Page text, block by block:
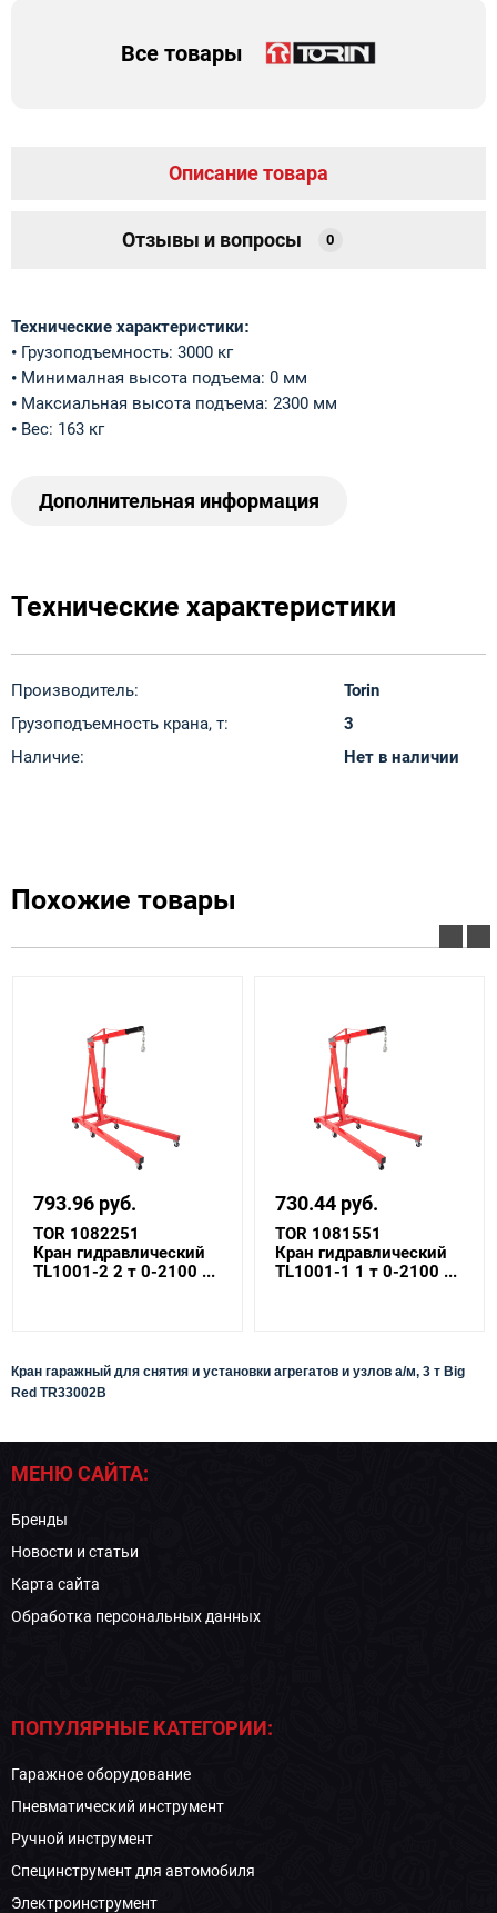
Все товары
Описание товара
Отзывы и вопросы 0
Технические характеристики:
• Грузоподъемность: 3000 кг
• Минималная высота подъема: 0 мм
• Максиальная высота подъема: 2300 мм
• Вес: 163 кг
Дополнительная информация
Технические характеристики
Производитель:
Torin
Грузоподъемность крана, т:
3
Наличие:
Нет в наличии
Похожие товары
793.96 руб.
TOR 1082251
Кран гидравлический
TL1001-2 2 т 0-2100 ...
730.44 руб.
TOR 1081551
Кран гидравлический
TL1001-1 1 т 0-2100 ...
Кран гаражный для снятия и установки агрегатов и узлов а/м, 3 т Big
Red TR33002B
МЕНЮ САЙТА:
Бренды
Новости и статьи
Карта сайта
Обработка персональных данных
ПОПУЛЯРНЫЕ КАТЕГОРИИ:
Гаражное оборудование
Пневматический инструмент
Ручной инструмент
Специнструмент для автомобиля
Электроинструмент